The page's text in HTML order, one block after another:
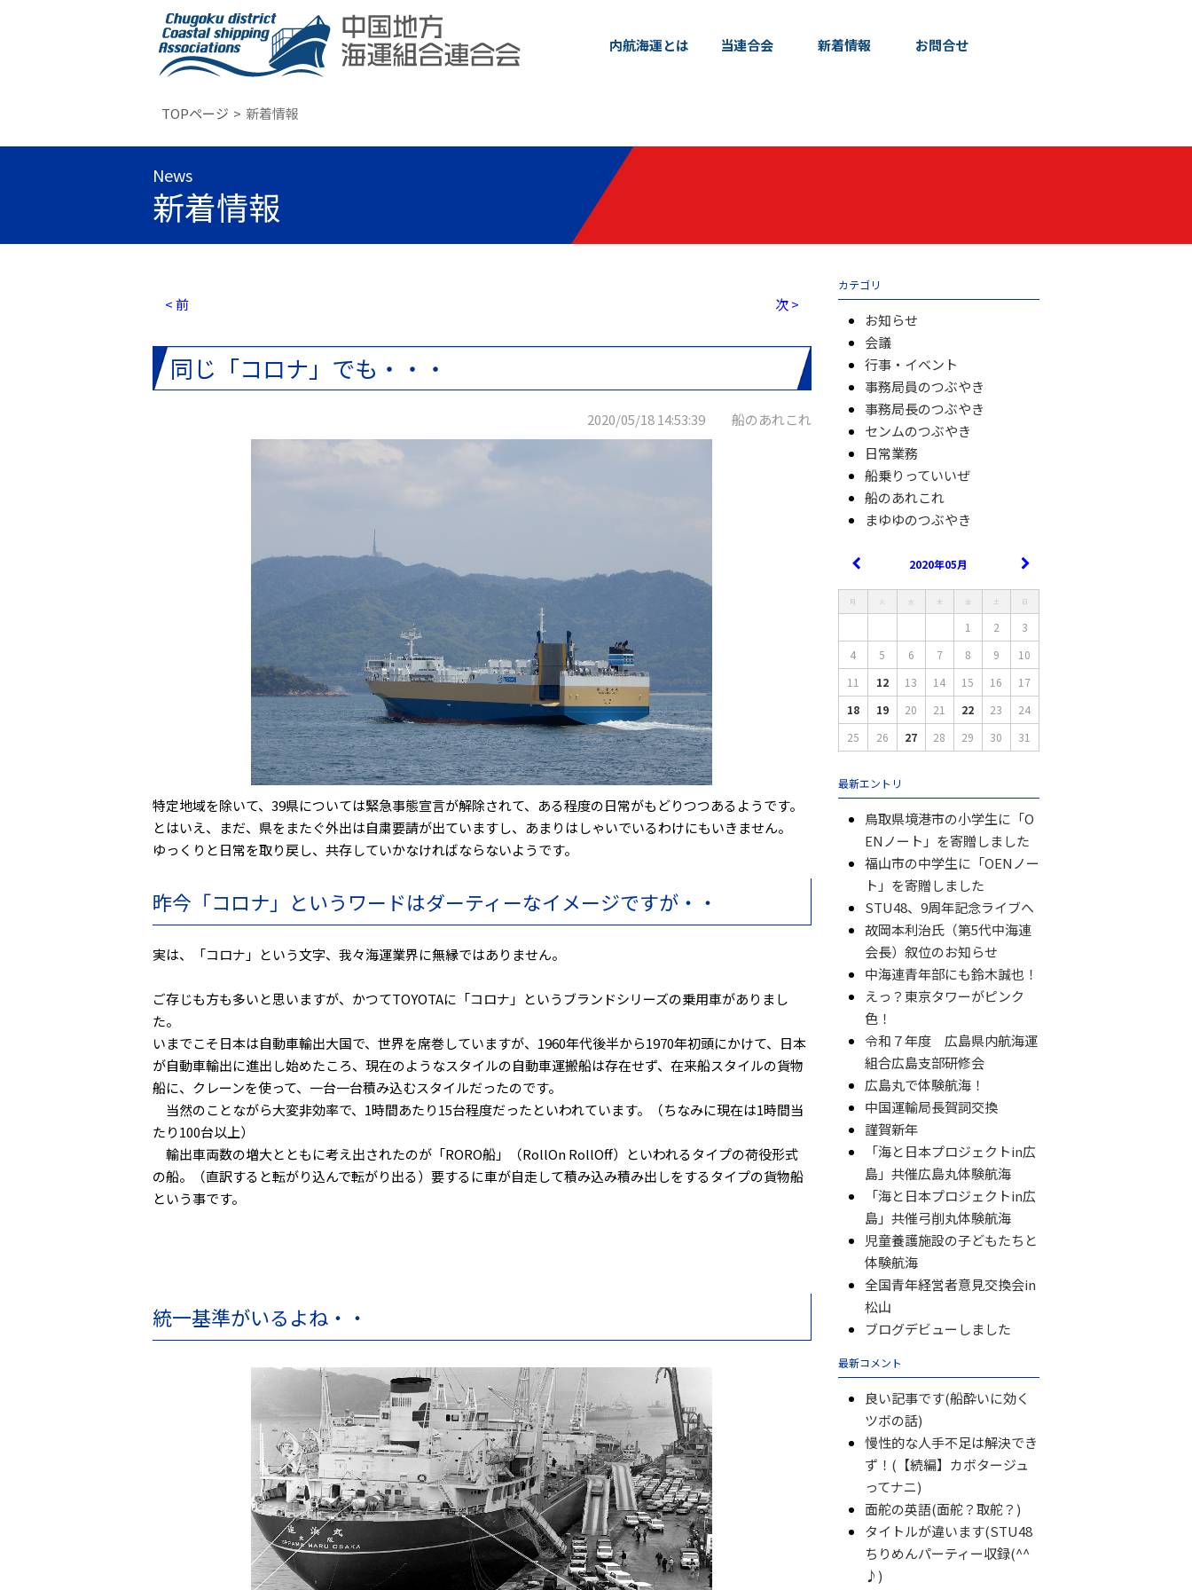
内航海運とは 当連合会 新着情報 お問合せ
TOPページ 新着情報
News
新着情報
< 前 次 >
同じ「コロナ」でも・・・
2020/05/18 14:53:39 船のあれこれ
特定地域を除いて、39県については緊急事態宣言が解除されて、ある程度の日常がもどりつつあるようです。
とはいえ、まだ、県をまたぐ外出は自粛要請が出ていますし、あまりはしゃいでいるわけにもいきません。
ゆっくりと日常を取り戻し、共存していかなければならないようです。
昨今「コロナ」というワードはダーティーなイメージですが・・
実は、「コロナ」という文字、我々海運業界に無縁ではありません。
ご存じも方も多いと思いますが、かつてTOYOTAに「コロナ」というブランドシリーズの乗用車がありまし
た。
いまでこそ日本は自動車輸出大国で、世界を席巻していますが、1960年代後半から1970年初頭にかけて、日本
が自動車輸出に進出し始めたころ、現在のようなスタイルの自動車運搬船は存在せず、在来船スタイルの貨物
船に、クレーンを使って、一台一台積み込むスタイルだったのです。
当然のことながら大変非効率で、1時間あたり15台程度だったといわれています。（ちなみに現在は1時間当
たり100台以上）
輸出車両数の増大とともに考え出されたのが「RORO船」（RollOn RollOff）といわれるタイプの荷役形式
の船。（直訳すると転がり込んで転がり出る）要するに車が自走して積み込み積み出しをするタイプの貨物船
という事です。
統一基準がいるよね・・
カテゴリ
お知らせ
会議
行事・イベント
事務局員のつぶやき
事務局長のつぶやき
センムのつぶやき
日常業務
船乗りっていいぜ
船のあれこれ
まゆゆのつぶやき
2020年05月
月 火 水 木 金 土 日
1 2
3
4
5 6 7 8 9
10
11
12 13 14 15 16
17
18
19 20 21 22 23
24
25
26 27 28 29 30 31
最新エントリ
鳥取県境港市の小学生に「O
ENノート」を寄贈しました
福山市の中学生に「OENノー
ト」を寄贈しました
STU48、9周年記念ライブへ
故岡本利治氏（第5代中海連
会長）叙位のお知らせ
中海連青年部にも鈴木誠也！
えっ？東京タワーがピンク
色！
令和７年度 広島県内航海運
組合広島支部研修会
広島丸で体験航海！
中国運輸局長賀詞交換
謹賀新年
「海と日本プロジェクトin広
島」共催広島丸体験航海
「海と日本プロジェクトin広
島」共催弓削丸体験航海
児童養護施設の子どもたちと
体験航海
全国青年経営者意見交換会in
松山
ブログデビューしました
最新コメント
良い記事です(船酔いに効く
ツボの話)
慢性的な人手不足は解決でき
ず！(【続編】カボタージュ
ってナニ)
面舵の英語(面舵？取舵？)
タイトルが違います(STU48
ちりめんパーティー収録(^^
♪)